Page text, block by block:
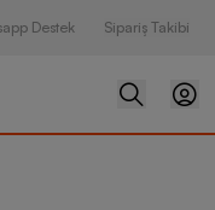
Destek Sipariş Takibi